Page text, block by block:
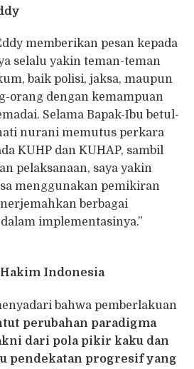
memberikan pesan kepada
selalu yakin teman-teman
baik polisi, jaksa, maupun
orang dengan kemampuan
Selama Bapak-Ibu betul-
nurani memutus perkara
KUHP dan KUHAP, sambil
pelaksanaan, saya yakin
menggunakan pemikiran
berbagai
implementasinya.”
Indonesia
bahwa pemberlakuan
perubahan paradigma
dari pola pikir kaku dan
pendekatan progresif yang